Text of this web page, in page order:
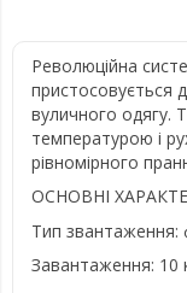
Революційна
пристосовується
вуличного одягу.
температурою і
рівномірного
ОСНОВНІ
Тип звантаження:
Завантаження: 10